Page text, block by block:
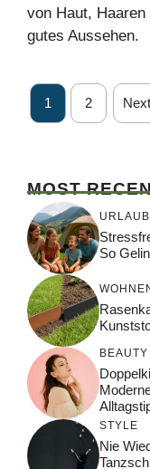
von Haut,
gutes Aussehen.
1 2 Next
MOST
URLAUB
So
BEAUTY
STYLE
Nie